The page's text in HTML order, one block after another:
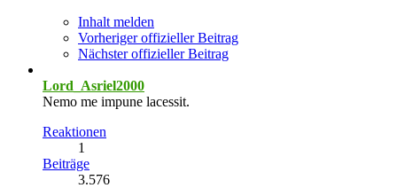
Inhalt melden
Vorheriger offizieller Beitrag
Nächster offizieller Beitrag
Lord_Asriel2000
Nemo me impune lacessit.
Reaktionen
1
Beiträge
3.576